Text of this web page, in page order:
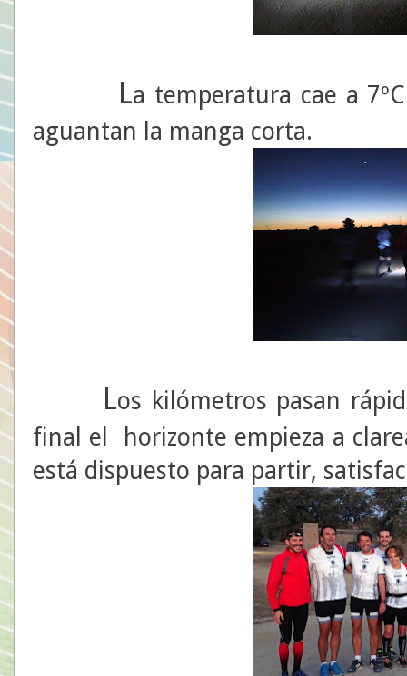
La temperatura cae a
aguantan la manga corta.
Los kilómetros pasan
final el horizonte empieza a
está dispuesto para partir,